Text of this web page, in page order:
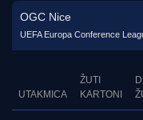
OGC Nice
UEFA Europa Conference
UTAKMICA
ŽUTI
KARTONI